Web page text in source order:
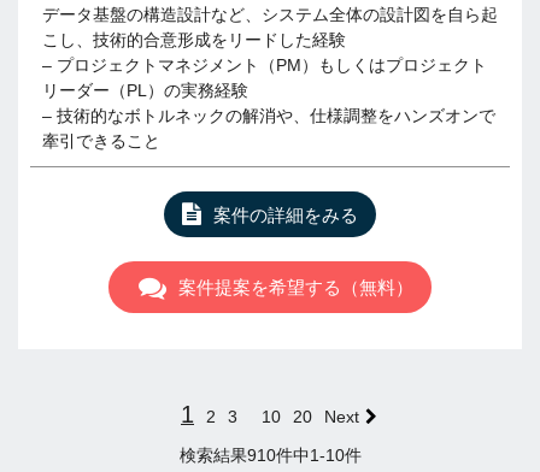
データ基盤の構造設計など、システム全体の設計図を自ら起
こし、技術的合意形成をリードした経験
– プロジェクトマネジメント（PM）もしくはプロジェクト
リーダー（PL）の実務経験
– 技術的なボトルネックの解消や、仕様調整をハンズオンで
牽引できること
案件の詳細をみる
案件提案を希望する（無料）
1 2 3 10 20 Next
検索結果910件中1-10件